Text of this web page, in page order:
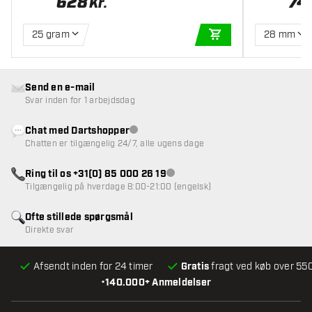
25 gram
TILFØJ TIL KURV
28 mm
•140.000+ Anmeldelser
Afsendt inden for 24 timer Gratisfragt ved køb over
Ofte stillede spørgsmål
Direkte svar
Send en e-mail
Svar inden for 1 arbejdsdag
Chat med DartshopperKundeservice ikke tilgængelig
Chatten er tilgængelig 24/7, alle ugens dage
Ring til os +31(0) 85 000 26 19Kundeservice ikke tilgængelig
Tilgængelig på hverdage 8:00-21:00 (engelsk)